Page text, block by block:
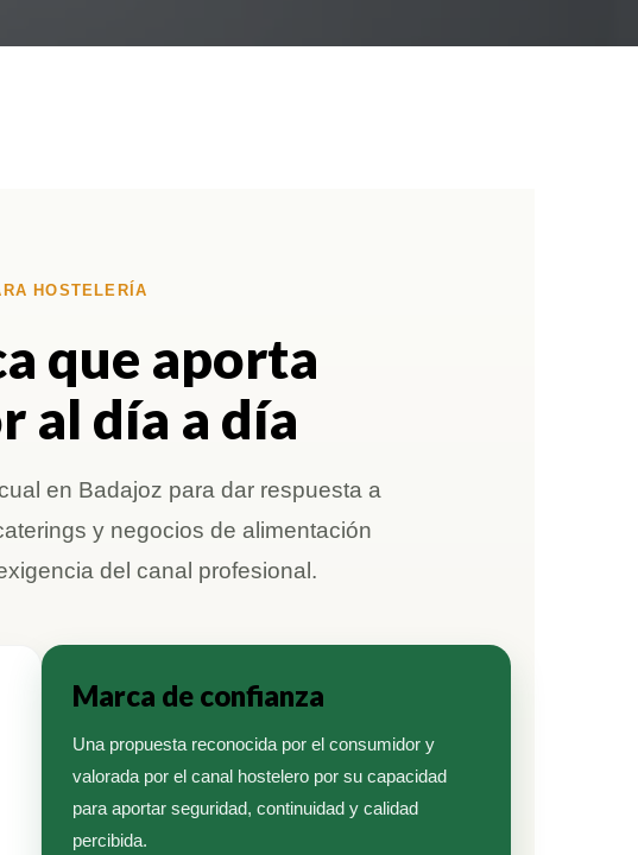
HOSTELERÍA
que aporta
al día a día
en Badajoz para dar respuesta a
y negocios de alimentación
del canal profesional.
Marca de confianza
Una propuesta reconocida por el consumidor y
valorada por el canal hostelero por su capacidad
para aportar seguridad, continuidad y calidad
percibida.